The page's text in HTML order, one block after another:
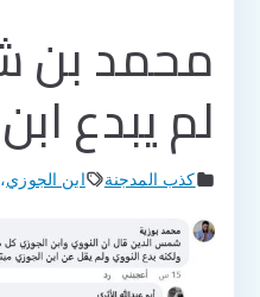
محمد بن
لم يبدع
كذب المدجنة ابن الجوزي،